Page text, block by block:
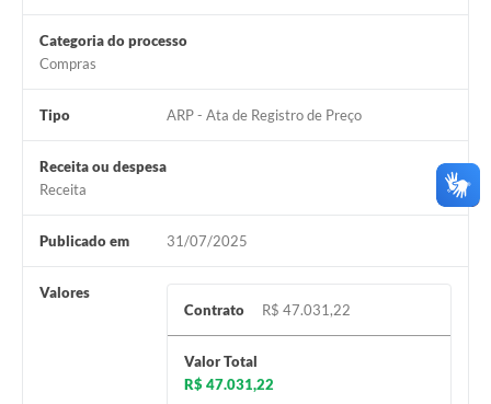
Categoria do processo
Compras
Tipo ARP - Ata de Registro de Preço
Receita ou despesa
Receita
Publicado em 31/07/2025
Valores
Contrato
R$ 47.031,22
Valor Total
R$ 47.031,22